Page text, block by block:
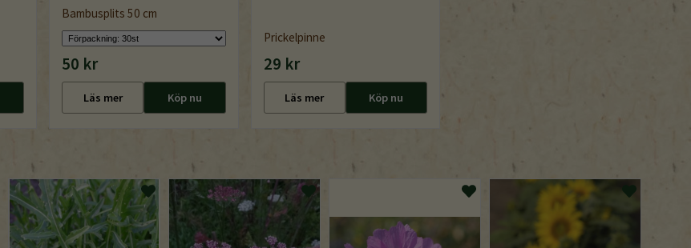
Bambusplits 50 cm
50 kr
Läs mer Köp nu
Prickelpinne
29 kr
Läs mer Köp nu